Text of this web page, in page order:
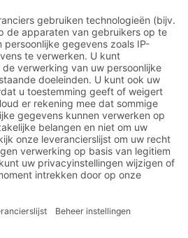
voor de BITO-
logistiek